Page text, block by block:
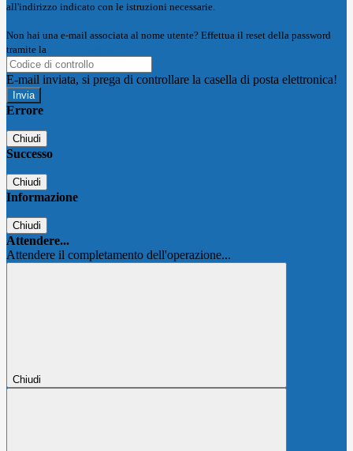
all'indirizzo indicato con le istruzioni necessarie.
Non hai una e-mail associata al nome utente? Effettua il reset della password
tramite la
E-mail inviata, si prega di controllare la casella di posta elettronica!
Errore
Chiudi
Successo
Chiudi
Informazione
Chiudi
Attendere...
Attendere il completamento dell'operazione...
Chiudi